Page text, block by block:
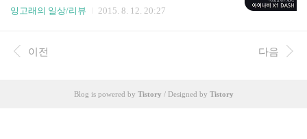
스트림 3D 모드를 전환하기 위해서는 지도 화면에
서 나침반 모양 아이콘을 눌러주면 된다. 목적지를
좌측으로 차선으로 변경하라고 안내를 해 준다. 궂
이 내비화면을 보지 않더라도 띵띵띵~ 거리는 소리
이나비 X1 DASH는 AR카메라 입력을 받을 수 있
받는 실시간 영상 위에 길안내 표시를 해준다. 써보
니 이런 방식의 장점은 운전하고 있는 실제 도로 영
방식과 달라서 적응이 안 되는 부분도 있다. 내비게
잉고래의 일상/리뷰 2015. 8. 12. 20:27
이전 다음
Blog is powered by Tistory / Designed by Tistory